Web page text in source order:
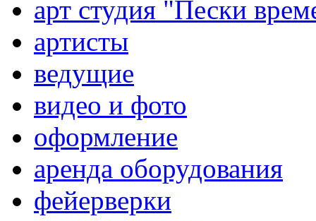
арт студия "Пески
артисты
ведущие
видео и фото
оформление
аренда оборудования
фейерверки